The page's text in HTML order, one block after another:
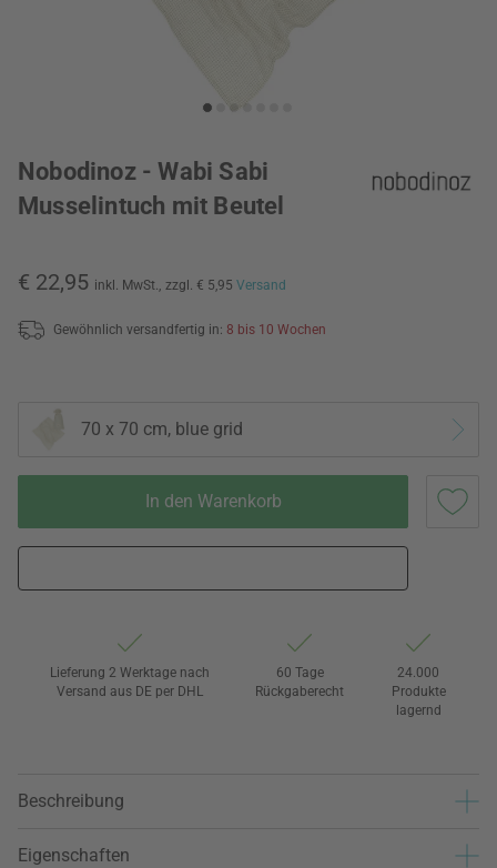
Nobodinoz - Wabi Sabi
Musselintuch mit Beutel
€ 22,95 inkl. MwSt., zzgl. € 5,95 Versand
Gewöhnlich versandfertig in: 8 bis 10 Wochen
70 x 70 cm, blue grid
In den Warenkorb
Lieferung 2 Werktage nach
Versand aus DE per DHL
60 Tage
Rückgaberecht
24.000
Produkte
lagernd
Beschreibung
Eigenschaften